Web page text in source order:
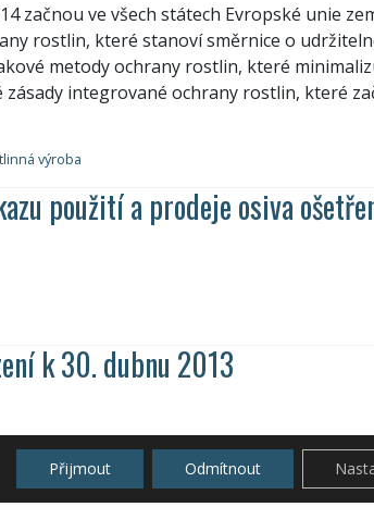
začnou ve všech státech Evropské unie
rostlin, které stanoví směrnice o
metody ochrany rostlin, které
integrované ochrany rostlin, které
výroba
použití a prodeje osiva
k 30. dubnu 2013
zemědělské výroby a rozvoje venkova k
Ministerstva pro životní prostředí
Odkazy: Legislativa na portálu Ministerstva
Přijmout Odmítnout